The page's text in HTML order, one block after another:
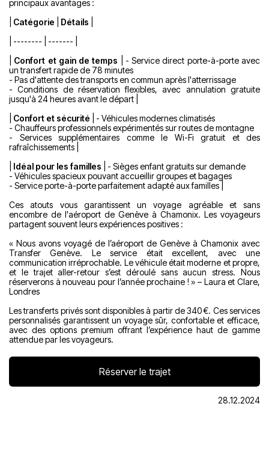
principaux avantages :
Catégorie Détails
| -------- | ------- |
Confort et gain de temps | - Service direct porte-à-porte avec
un transfert rapide de 78 minutes
- Pas d'attente des transports en commun après l'atterrissage
- Conditions de réservation flexibles, avec annulation gratuite
jusqu'à 24 heures avant le départ |
Confort et sécurité | - Véhicules modernes climatisés
- Chauffeurs professionnels expérimentés sur routes de montagne
- Services supplémentaires comme le Wi-Fi gratuit et des
rafraîchissements |
Idéal pour les familles | - Sièges enfant gratuits sur demande
- Véhicules spacieux pouvant accueillir groupes et bagages
- Service porte-à-porte parfaitement adapté aux familles |
Ces atouts vous garantissent un voyage agréable et sans
encombre de l'aéroport de Genève à Chamonix. Les voyageurs
partagent souvent leurs expériences positives :
« Nous avons voyagé de l’aéroport de Genève à Chamonix avec
Transfer Genève. Le service était excellent, avec une
communication irréprochable. Le véhicule était moderne et propre,
et le trajet aller-retour s’est déroulé sans aucun stress. Nous
réserverons à nouveau pour l’année prochaine ! » – Laura et Clare,
Londres
Les transferts privés sont disponibles à partir de 340 €. Ces services
personnalisés garantissent un voyage sûr, confortable et efficace,
avec des options premium offrant l’expérience haut de gamme
attendue par les voyageurs.
Réserver le trajet
28.12.2024